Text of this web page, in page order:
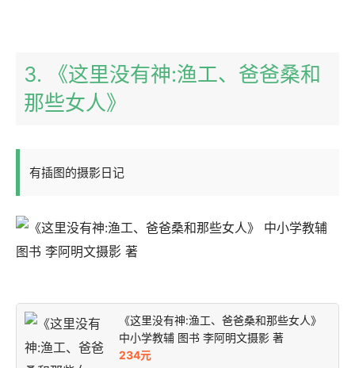
3. 《这里没有神:渔工、爸爸桑和
那些女人》
有插图的摄影日记
《这里没有神:渔工、爸爸桑和那些女人》
中小学教辅 图书 李阿明文摄影 著
234元